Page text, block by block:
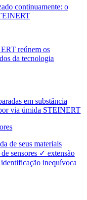
continuamente: o
reúnem os
da tecnologia
em substância
via úmida STEINERT
de seus materiais
sensores ✓ extensão
inequívoca